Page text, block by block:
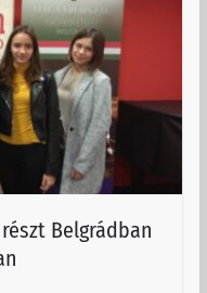
Belgrádban